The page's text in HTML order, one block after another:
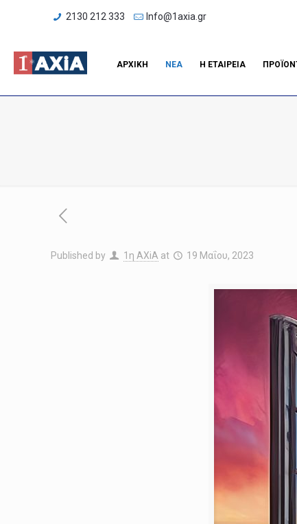
2130 212 333 Info@1axia.gr
ΑΡΧΙΚΗ ΝΕΑ H ΕΤΑΙΡΕΙΑ
Published by 1η ΑΧiA at 19 Μαΐου, 2023